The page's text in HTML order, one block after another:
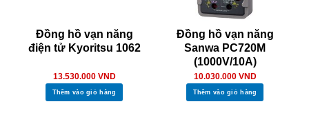
Đồng hồ vạn năng
điện tử Kyoritsu 1062
13.530.000 VND
Thêm vào giỏ hàng
Đồng hồ vạn năng
Sanwa PC720M
(1000V/10A)
10.030.000 VND
Thêm vào giỏ hàng